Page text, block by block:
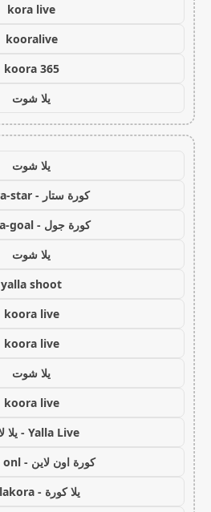
kora live
kooralive
koora 365
يلا شوت
يلا شوت
كورة ستار - koora-star
كورة جول - koora-goal
يلا شوت
yalla shoot
koora live
koora live
يلا شوت
koora live
Yalla Live - يلا لايف
كورة اون لاين - koora onl
يلا كورة - yallakora